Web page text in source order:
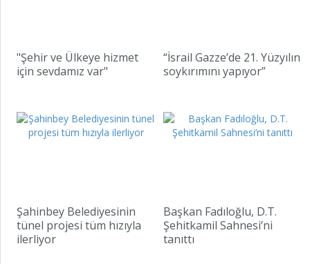
"Şehir ve Ülkeye hizmet
için sevdamız var"
“İsrail Gazze’de 21. Yüzyılın
soykırımını yapıyor”
Şahinbey Belediyesinin
tünel projesi tüm hızıyla
ilerliyor
Başkan Fadıloğlu, D.T.
Şehitkamil Sahnesi’ni
tanıttı